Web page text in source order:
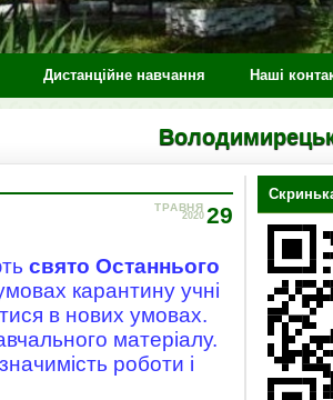
Дистанційне навчання Наші
Володимирецький
29
ТРАВНЯ
2020
свято Останнього
карантину учні
в нових умовах.
матеріалу.
роботи і